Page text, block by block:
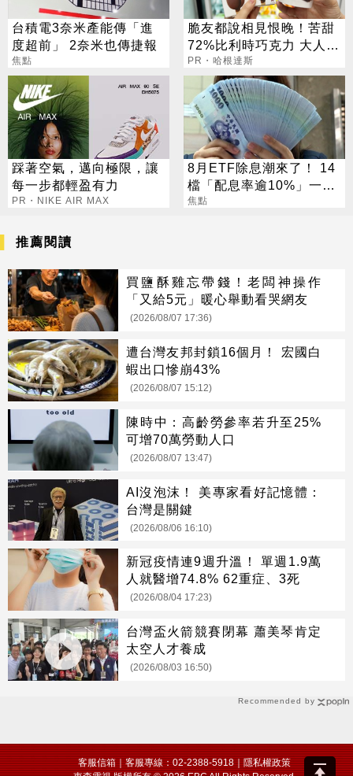
台積電3奈米產能傳「進
度超前」 2奈米也傳捷報
焦點
脆友都說相見恨晚！苦甜
72%比利時巧克力 大人味
爆紅！
PR・哈根達斯
踩著空氣，邁向極限，讓
每一步都輕盈有力
PR・NIKE AIR MAX
8月ETF除息潮來了！ 14
檔「配息率逾10%」一次
看
焦點
Recommended by
推薦閱讀
買鹽酥雞忘帶錢！老闆神操作
「又給5元」暖心舉動看哭網友
(2026/08/07 17:36)
遭台灣友邦封鎖16個月！ 宏國白
蝦出口慘崩43%
(2026/08/07 15:12)
陳時中：高齡勞參率若升至25%
可增70萬勞動人口
(2026/08/07 13:47)
AI沒泡沫！ 美專家看好記憶體：
台灣是關鍵
(2026/08/06 16:10)
新冠疫情連9週升溫！ 單週1.9萬
人就醫增74.8% 62重症、3死
(2026/08/04 17:23)
台灣盃火箭競賽閉幕 蕭美琴肯定
太空人才養成
(2026/08/03 16:50)
客服信箱｜客服專線：02-2388-5918｜隱私權政策